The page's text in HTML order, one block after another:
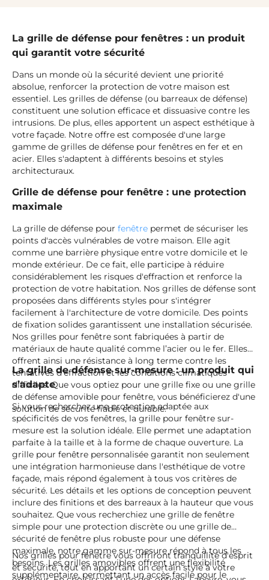
La grille de défense pour fenêtres : un produit
qui garantit votre sécurité
Dans un monde où la sécurité devient une priorité
absolue, renforcer la protection de votre maison est
essentiel. Les grilles de défense (ou barreaux de défense)
constituent une solution efficace et dissuasive contre les
intrusions. De plus, elles apportent un aspect esthétique à
votre façade. Notre offre est composée d'une large
gamme de grilles de défense pour fenêtres en fer et en
acier. Elles s'adaptent à différents besoins et styles
architecturaux.
Grille de défense pour fenêtre : une protection
maximale
La grille de défense pour fenêtre permet de sécuriser les
points d'accès vulnérables de votre maison. Elle agit
comme une barrière physique entre votre domicile et le
monde extérieur. De ce fait, elle participe à réduire
considérablement les risques d'effraction et renforce la
protection de votre habitation. Nos grilles de défense sont
proposées dans différents styles pour s'intégrer
facilement à l'architecture de votre domicile. Des points
de fixation solides garantissent une installation sécurisée.
Nos grilles pour fenêtre sont fabriquées à partir de
matériaux de haute qualité comme l’acier ou le fer. Elles
offrent ainsi une résistance à long terme contre les
tentatives d'effraction et les conditions climatiques
difficiles. Que vous optiez pour une grille fixe ou une grille
de défense amovible pour fenêtre, vous bénéficierez d'une
solution de sécurité fiable et durable.
La grille de défense sur-mesure : un produit qui
s’adapte
Si vous recherchez une protection adaptée aux
spécificités de vos fenêtres, la grille pour fenêtre sur-
mesure est la solution idéale. Elle permet une adaptation
parfaite à la taille et à la forme de chaque ouverture. La
grille pour fenêtre personnalisée garantit non seulement
une intégration harmonieuse dans l'esthétique de votre
façade, mais répond également à tous vos critères de
sécurité. Les détails et les options de conception peuvent
inclure des finitions et des barreaux à la hauteur que vous
souhaitez. Que vous recherchiez une grille de fenêtre
simple pour une protection discrète ou une grille de
sécurité de fenêtre plus robuste pour une défense
maximale, notre gamme sur-mesure répond à tous les
besoins. Les grilles amovibles offrent une flexibilité
supplémentaire, permettant un accès facile pour le
Nos grilles pour fenêtre vous offriront tranquillité d'esprit
et sécurité, tout en apportant un certain style à votre